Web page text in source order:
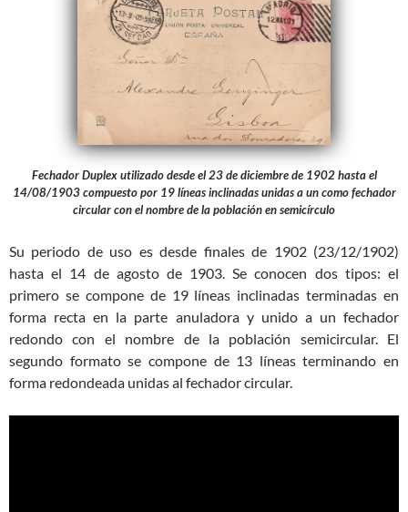
Fechador Duplex utilizado desde el 23 de diciembre de 1902 hasta el
14/08/1903 compuesto por 19 líneas inclinadas unidas a un como fechador
circular con el nombre de la población en semicírculo
Su periodo de uso es desde finales de 1902 (23/12/1902)
hasta el 14 de agosto de 1903. Se conocen dos tipos: el
primero se compone de 19 líneas inclinadas terminadas en
forma recta en la parte anuladora y unido a un fechador
redondo con el nombre de la población semicircular. El
segundo formato se compone de 13 líneas terminando en
forma redondeada unidas al fechador circular.